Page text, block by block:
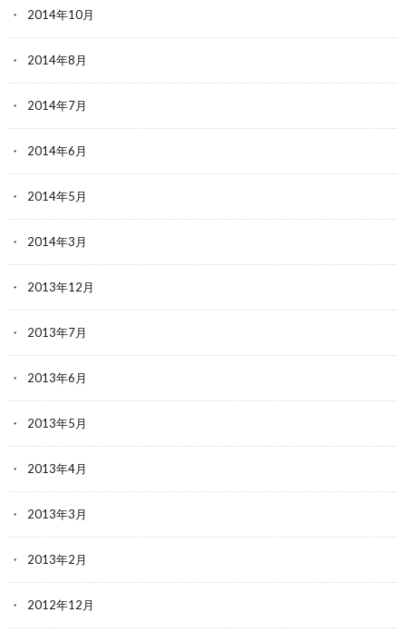
2014年10月
2014年8月
2014年7月
2014年6月
2014年5月
2014年3月
2013年12月
2013年7月
2013年6月
2013年5月
2013年4月
2013年3月
2013年2月
2012年12月